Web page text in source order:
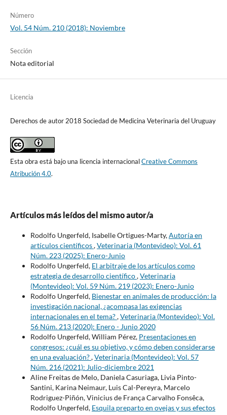
Número
Vol. 54 Núm. 210 (2018): Noviembre
Sección
Nota editorial
Licencia
Derechos de autor 2018 Sociedad de Medicina Veterinaria del Uruguay
Esta obra está bajo una licencia internacionalCreative Commons
Atribución 4.0.
Artículos más leídos del mismo autor/a
Rodolfo Ungerfeld, Isabelle Ortigues-Marty,Autoría en
artículos científicos,Veterinaria (Montevideo): Vol. 61
Núm. 223 (2025): Enero-Junio
Rodolfo Ungerfeld, El arbitraje de los artículos como
estrategia de desarrollo científico,Veterinaria
(Montevideo): Vol. 59 Núm. 219 (2023): Enero-Junio
Rodolfo Ungerfeld, Bienestar en animales de producción: la
investigación nacional, ¿acompasa las exigencias
internacionales en el tema?,Veterinaria (Montevideo): Vol.
56 Núm. 213 (2020): Enero - Junio 2020
Rodolfo Ungerfeld, William Pérez, Presentaciones en
congresos: ¿cuál es su objetivo, y cómo deben considerarse
en una evaluación?,Veterinaria (Montevideo): Vol. 57
Núm. 216 (2021): Julio-diciembre 2021
Aline Freitas de Melo, Daniela Casuriaga, Livia Pinto-
Santini, Karina Neimaur, Luis Cal-Pereyra, Marcelo
Rodriguez-Piñón, Vinicius de França Carvalho Fonsêca,
Rodolfo Ungerfeld, Esquila preparto en ovejas y sus efectos